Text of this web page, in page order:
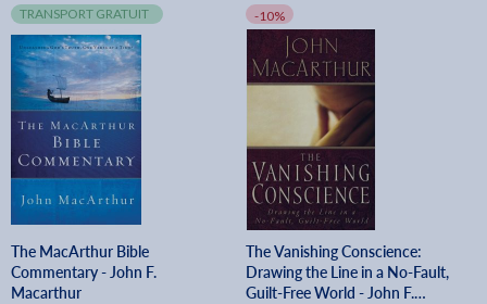
TRANSPORT GRATUIT
The MacArthur Bible
Commentary - John F.
Macarthur
-10%
The Vanishing Conscience:
Drawing the Line in a No-Fault,
Guilt-Free World - John F.